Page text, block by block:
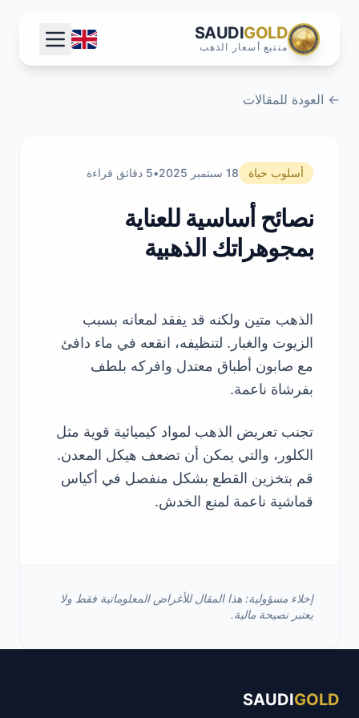
SAUDIGOLD
متتبع أسعار الذهب
← العودة للمقالات
أسلوب حياة 18 سبتمبر 2025 •5 دقائق قراءة
نصائح أساسية للعناية
بمجوهراتك الذهبية
الذهب متين ولكنه قد يفقد لمعانه بسبب
الزيوت والغبار. لتنظيفه، انقعه في ماء دافئ
مع صابون أطباق معتدل وافركه بلطف
بفرشاة ناعمة.
تجنب تعريض الذهب لمواد كيميائية قوية مثل
الكلور، والتي يمكن أن تضعف هيكل المعدن.
قم بتخزين القطع بشكل منفصل في أكياس
قماشية ناعمة لمنع الخدش.
إخلاء مسؤولية: هذا المقال للأغراض المعلوماتية فقط ولا
يعتبر نصيحة مالية.
SAUDIGOLD